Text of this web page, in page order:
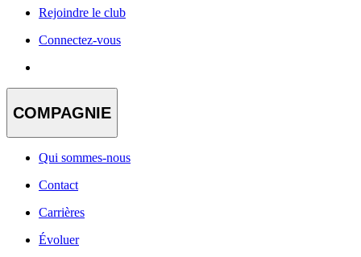
Rejoindre le club
Connectez-vous
COMPAGNIE
Qui sommes-nous
Contact
Carrières
Évoluer